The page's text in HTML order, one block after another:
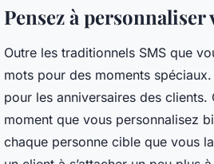
Pensez à personnaliser
Outre les traditionnels SMS que
mots pour des moments
pour les anniversaires des
moment que vous personnalisez
chaque personne cible que vous